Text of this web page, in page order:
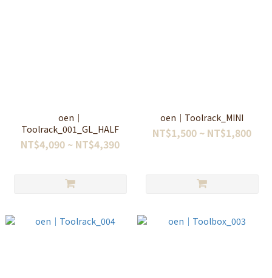
oen｜
Toolrack_001_GL_HALF
NT$4,090 ~ NT$4,390
oen｜Toolrack_MINI
NT$1,500 ~ NT$1,800